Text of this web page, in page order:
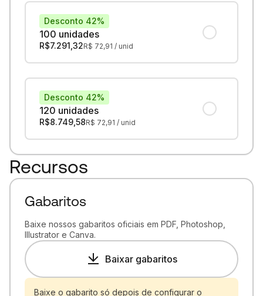
100 unidades
Desconto 42%
R$7.291,32R$ 72,91 / unid
120 unidades
Desconto 42%
R$8.749,58R$ 72,91 / unid
Recursos
Gabaritos
Baixe nossos gabaritos oficiais em PDF, Photoshop,
Illustrator e Canva.
Baixar gabaritos
Baixe o gabarito só depois de configurar o